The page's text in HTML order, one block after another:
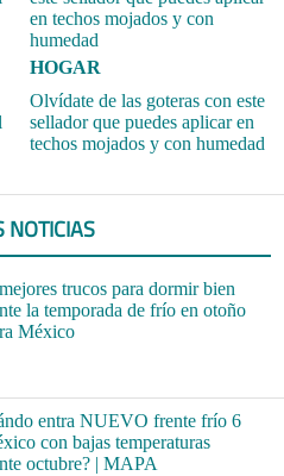
HOGAR
Olvídate de las goteras con este
sellador que puedes aplicar en
techos mojados y con humedad
NOTICIAS
trucos para dormir bien
la temporada de frío en otoño
México
entra NUEVO frente frío 6
con bajas temperaturas
octubre? | MAPA